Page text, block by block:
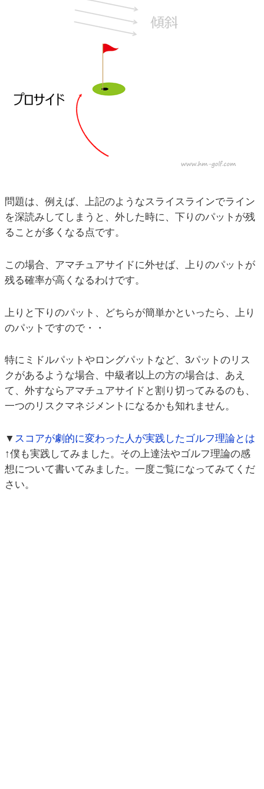
問題は、例えば、上記のようなスライスラインでライン
を深読みしてしまうと、外した時に、下りのパットが残
ることが多くなる点です。
この場合、アマチュアサイドに外せば、上りのパットが
残る確率が高くなるわけです。
上りと下りのパット、どちらが簡単かといったら、上り
のパットですので・・
特にミドルパットやロングパットなど、3パットのリス
クがあるような場合、中級者以上の方の場合は、あえ
て、外すならアマチュアサイドと割り切ってみるのも、
一つのリスクマネジメントになるかも知れません。
▼ スコアが劇的に変わった人が実践したゴルフ理論とは
↑僕も実践してみました。その上達法やゴルフ理論の感
想について書いてみました。一度ご覧になってみてくだ
さい。